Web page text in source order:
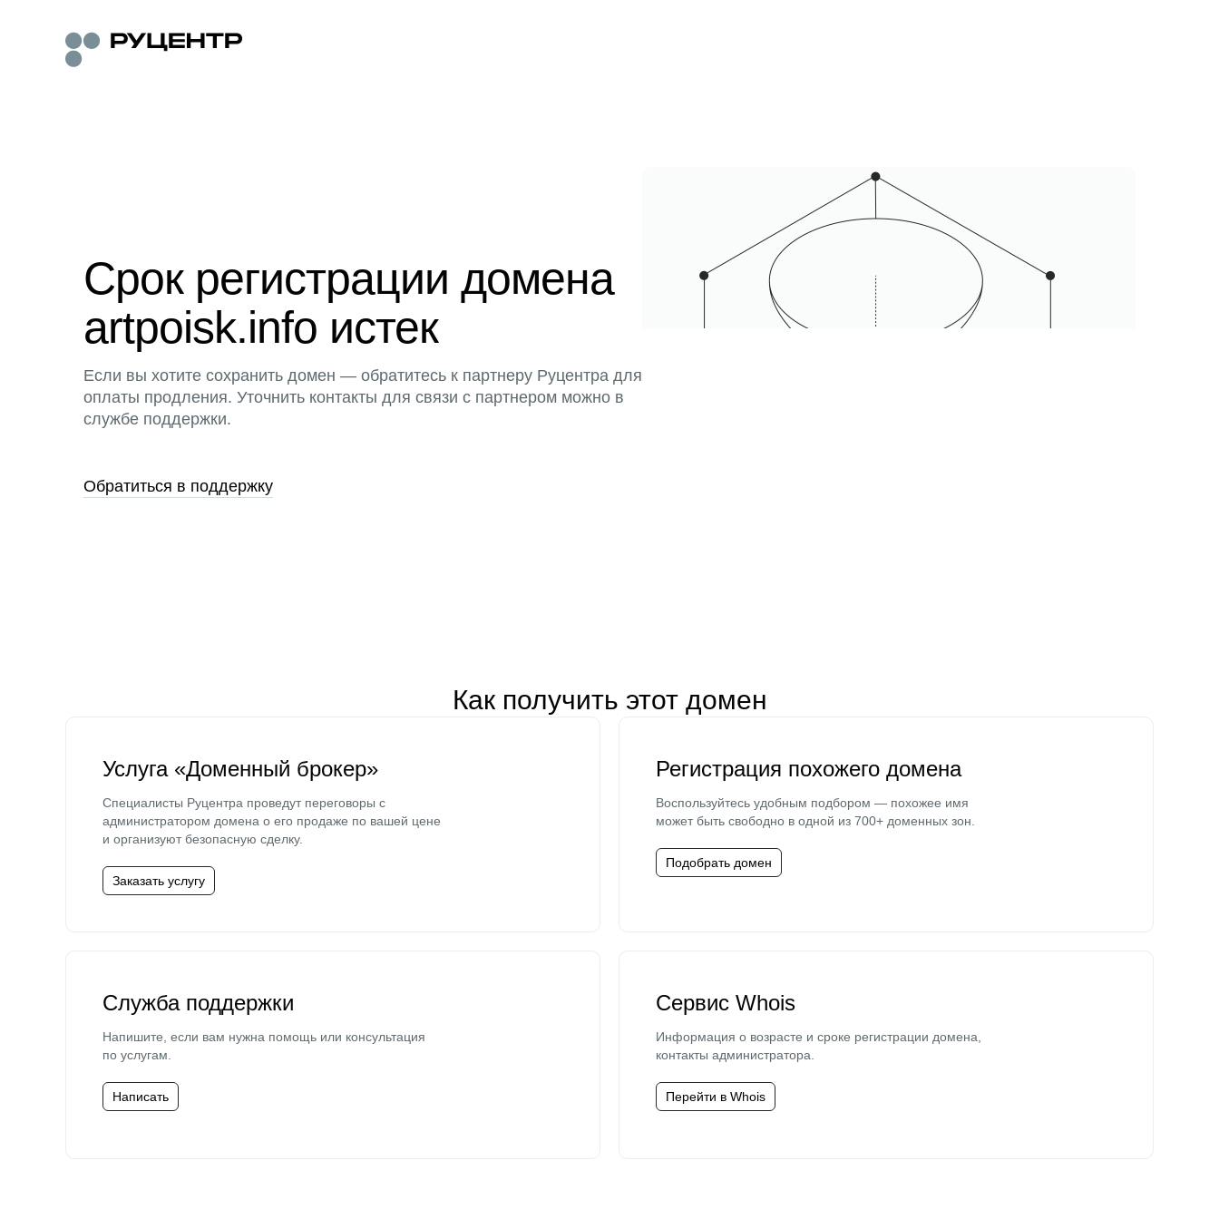
Срок регистрации домена
artpoisk.info истек
Если вы хотите сохранить домен — обратитесь к партнеру Руцентра для
оплаты продления. Уточнить контакты для связи с партнером можно в
службе поддержки.
Обратиться в поддержку
Как получить этот домен
Услуга «Доменный брокер»
Специалисты Руцентра проведут переговоры с
администратором домена о его продаже по вашей цене
и организуют безопасную сделку.
Заказать услугу
Регистрация похожего домена
Воспользуйтесь удобным подбором — похожее имя
может быть свободно в одной из 700+ доменных зон.
Подобрать домен
Служба поддержки
Напишите, если вам нужна помощь или консультация
по услугам.
Написать
Сервис Whois
Информация о возрасте и сроке регистрации домена,
контакты администратора.
Перейти в Whois